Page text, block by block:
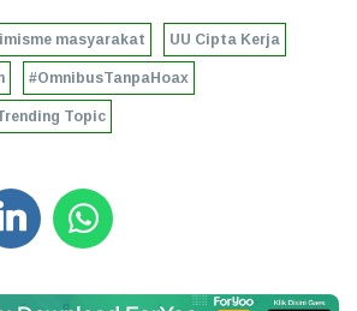
masyarakat UU Cipta Kerja
#OmnibusTanpaHoax
Topic